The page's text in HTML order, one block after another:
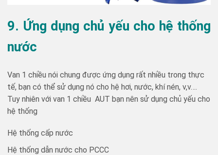
9. Ứng dụng chủ yếu cho hệ thống
nước
Van 1 chiều nói chung được ứng dụng rất nhiều trong thực
tế, bạn có thể sử dụng nó cho hệ hơi, nước, khí nén, v,v….
Tuy nhiên với van 1 chiều AUT bạn nên sử dụng chủ yếu cho
hệ thống
Hệ thống cấp nước
Hệ thống dẫn nước cho PCCC